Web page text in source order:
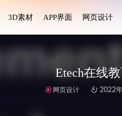
3D素材 APP界面 网页设计
Etech在线
网页设计 2022